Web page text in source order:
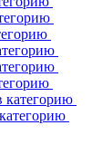
категорию